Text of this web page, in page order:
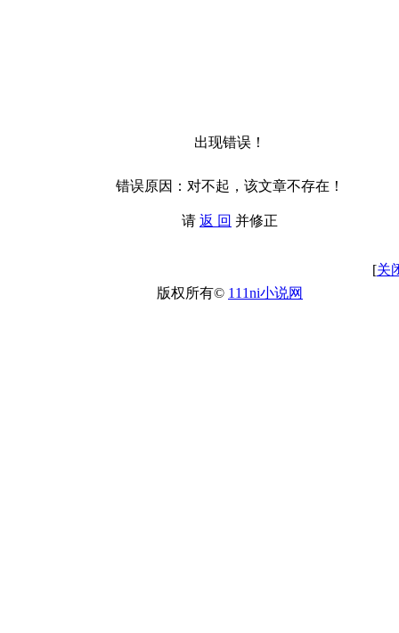
出现错误！
错误原因：对不起，该文章不存在！
请 返 回 并修正
[关
版权所有© 111ni小说网